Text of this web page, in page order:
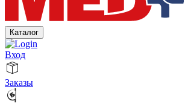
Каталог
Вход
Заказы